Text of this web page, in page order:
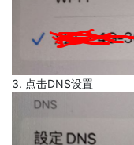
3. 点击DNS设置